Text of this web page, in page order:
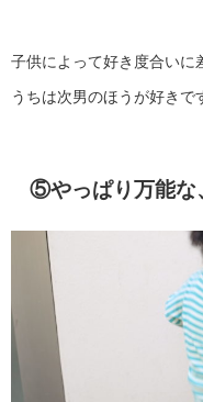
子供によって好き度合いに
うちは次男のほうが好きで
⑤やっぱり万能な